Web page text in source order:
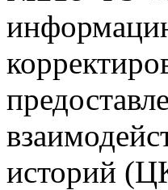
историй